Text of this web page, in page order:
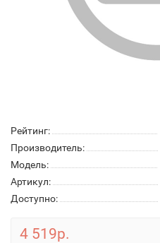
Рейтинг:
Производитель:
Модель:
Артикул:
Доступно:
4 519р.